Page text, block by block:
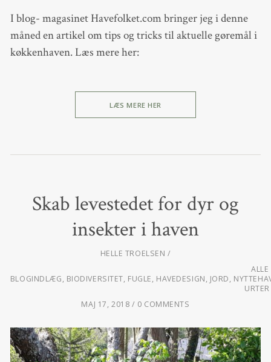
I blog- magasinet Havefolket.com bringer jeg i denne
måned en artikel om tips og tricks til aktuelle gøremål i
køkkenhaven. Læs mere her:
LÆS MERE HER
Skab levestedet for dyr og
insekter i haven
HELLE TROELSEN
ALLE
BLOGINDLÆG, BIODIVERSITET, FUGLE, HAVEDESIGN, JORD,
URTER
MAJ 17, 2018
0 COMMENTS